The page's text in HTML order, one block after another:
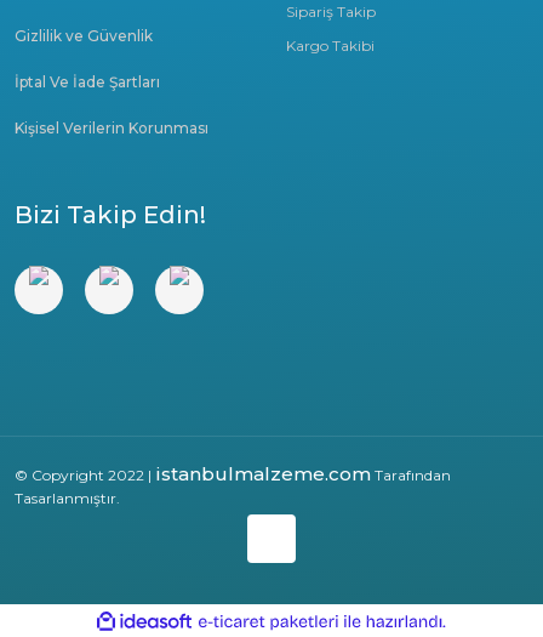
Sipariş Takip
Kargo Takibi
Gizlilik ve Güvenlik
İptal Ve İade Şartları
Kişisel Verilerin Korunması
Bizi Takip Edin!
© Copyright 2022 | istanbulmalzeme.com Tarafından
Tasarlanmıştır.
ideasoft
e-